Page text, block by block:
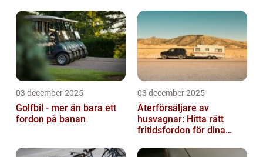
03 december 2025
Golfbil - mer än bara ett
fordon på banan
03 december 2025
Återförsäljare av
husvagnar: Hitta rätt
fritidsfordon för dina